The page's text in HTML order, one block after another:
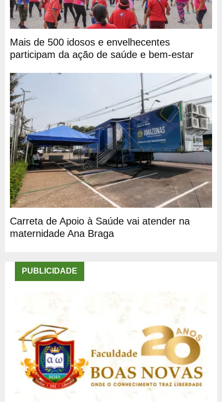
Mais de 500 idosos e envelhecentes
participam da ação de saúde e bem-estar
Carreta de Apoio à Saúde vai atender na
maternidade Ana Braga
PUBLICIDADE